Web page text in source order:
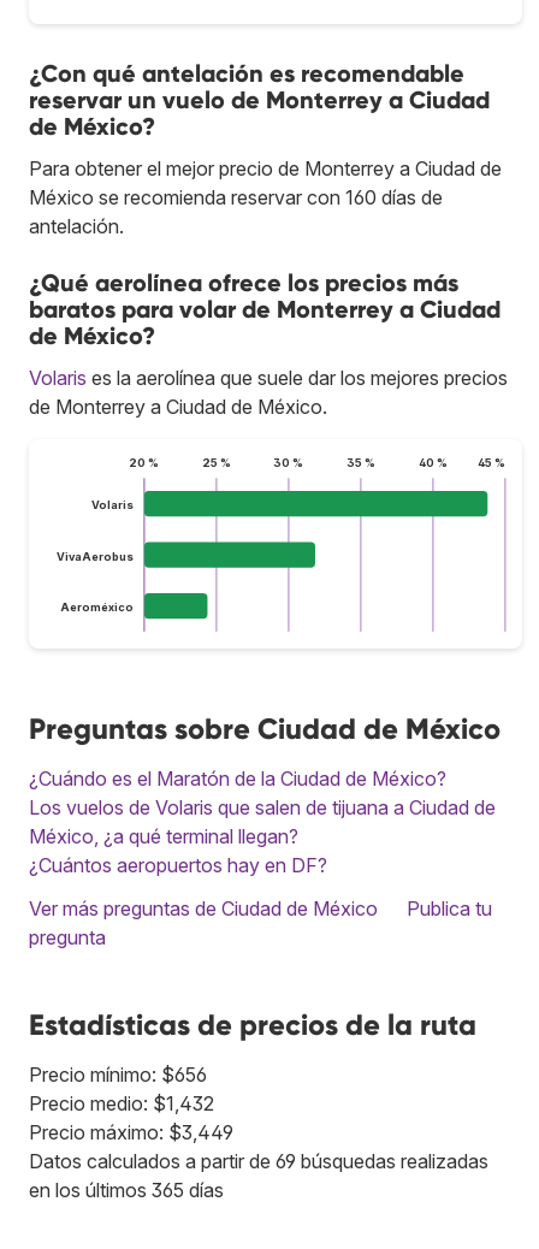
¿Con qué antelación es recomendable
reservar un vuelo de Monterrey a Ciudad
de México?
Para obtener el mejor precio de Monterrey a Ciudad de
México se recomienda reservar con 160 días de
antelación.
¿Qué aerolínea ofrece los precios más
baratos para volar de Monterrey a Ciudad
de México?
Volaris es la aerolínea que suele dar los mejores precios
de Monterrey a Ciudad de México.
20 % 25 % 30 % 35 % 40 % 45 %
Volaris
VivaAerobus
Aeroméxico
Preguntas sobre Ciudad de México
¿Cuándo es el Maratón de la Ciudad de México?
Los vuelos de Volaris que salen de tijuana a Ciudad de
México, ¿a qué terminal llegan?
¿Cuántos aeropuertos hay en DF?
Ver más preguntas de Ciudad de México
Publica tu
pregunta
Estadísticas de precios de la ruta
Precio mínimo: $656
Precio medio: $1,432
Precio máximo: $3,449
Datos calculados a partir de 69 búsquedas realizadas
en los últimos 365 días